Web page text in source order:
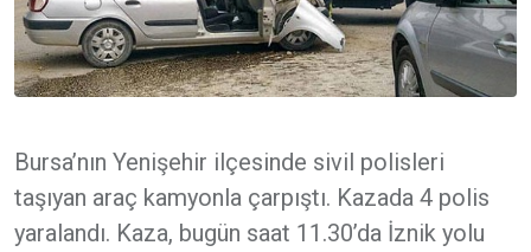
Bursa’nın Yenişehir ilçesinde sivil polisleri
taşıyan araç kamyonla çarpıştı. Kazada 4 polis
yaralandı. Kaza, bugün saat 11.30’da İznik yolu